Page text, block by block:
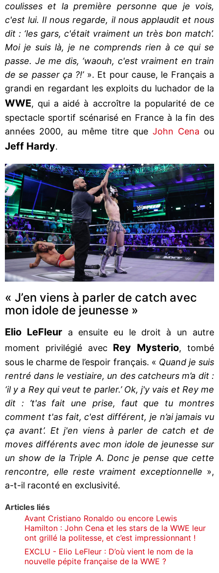
coulisses et la première personne que je vois,
c'est lui. Il nous regarde, il nous applaudit et nous
dit : ‘les gars, c'était vraiment un très bon match’.
Moi je suis là, je ne comprends rien à ce qui se
passe. Je me dis, ‘waouh, c'est vraiment en train
de se passer ça ?!’ ». Et pour cause, le Français a
grandi en regardant les exploits du luchador de la
WWE, qui a aidé à accroître la popularité de ce
spectacle sportif scénarisé en France à la fin des
années 2000, au même titre que John Cena ou
Jeff Hardy.
« J’en viens à parler de catch avec
mon idole de jeunesse »
Elio LeFleur a ensuite eu le droit à un autre
moment privilégié avec Rey Mysterio, tombé
sous le charme de l’espoir français. « Quand je suis
rentré dans le vestiaire, un des catcheurs m’a dit :
‘il y a Rey qui veut te parler.’ Ok, j'y vais et Rey me
dit : ’t'as fait une prise, faut que tu montres
comment t'as fait, c'est différent, je n’ai jamais vu
ça avant’. Et j'en viens à parler de catch et de
moves différents avec mon idole de jeunesse sur
un show de la Triple A. Donc je pense que cette
rencontre, elle reste vraiment exceptionnelle »,
a-t-il raconté en exclusivité.
Articles liés
Avant Cristiano Ronaldo ou encore Lewis
Hamilton : John Cena et les stars de la WWE leur
ont grillé la politesse, et c’est impressionnant !
EXCLU - Elio LeFleur : D’où vient le nom de la
nouvelle pépite française de la WWE ?